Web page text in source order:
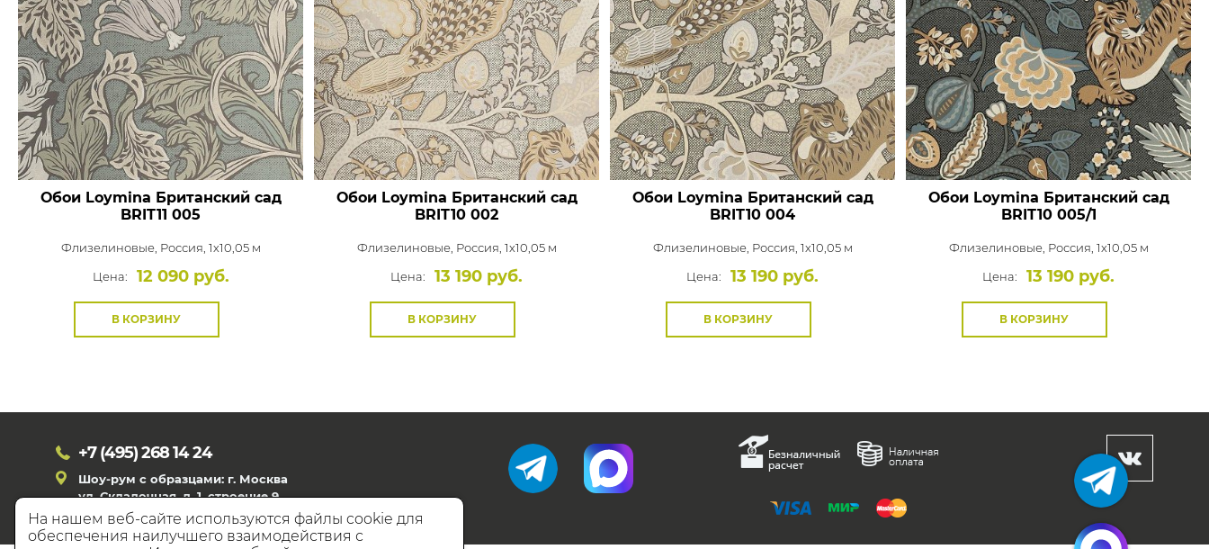
Обои Loymina Британский сад
BRIT11 005
Флизелиновые, Россия, 1x10,05 м
Цена:
12 090 руб.
В КОРЗИНУ
Обои Loymina Британский сад
BRIT10 002
Флизелиновые, Россия, 1x10,05 м
Цена:
13 190 руб.
В КОРЗИНУ
Обои Loymina Британский сад
BRIT10 004
Флизелиновые, Россия, 1x10,05 м
Цена:
13 190 руб.
В КОРЗИНУ
Обои Loymina Британский сад
BRIT10 005/1
Флизелиновые, Россия, 1x10,05 м
Цена:
13 190 руб.
В КОРЗИНУ
+7 (495)268 14 24
Шоу-рум с образцами: г. Москва
ул. Складочная, д. 1, строение 9
На нашем веб-сайте используются файлы cookie для
обеспечения наилучшего взаимодействия с